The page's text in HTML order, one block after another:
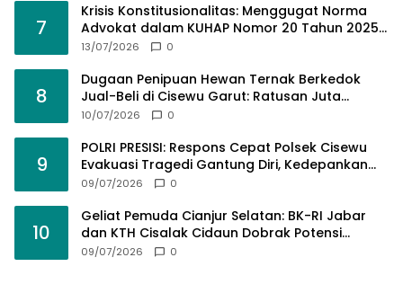
7
Krisis Konstitusionalitas: Menggugat Norma
Advokat dalam KUHAP Nomor 20 Tahun 2025
demi Keadilan yang Bermartabat
13/07/2026 0
8
Dugaan Penipuan Hewan Ternak Berkedok
Jual-Beli di Cisewu Garut: Ratusan Juta
Rupiah Raib, BK-RI Desak Polda Jabar Turun
10/07/2026 0
9
POLRI PRESISI: Respons Cepat Polsek Cisewu
Evakuasi Tragedi Gantung Diri, Kedepankan
Pendekatan Spiritual dan Hukum Demi Jaga
09/07/2026 0
10
Geliat Pemuda Cianjur Selatan: BK-RI Jabar
dan KTH Cisalak Cidaun Dobrak Potensi
Wisata Berbasis Regulasi
09/07/2026 0